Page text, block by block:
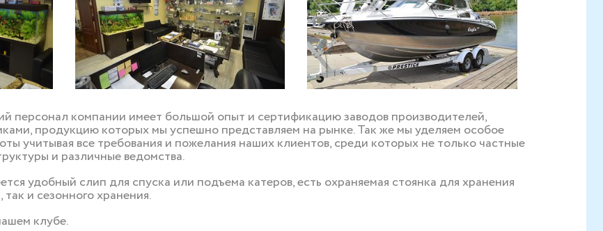
персонал компании имеет большой опыт и сертификацию заводов производителей,
продукцию которых мы успешно представляем на рынке. Так же мы уделяем особое
учитывая все требования и пожелания наших клиентов, среди которых не только частные
и различные ведомства.
удобный слип для спуска или подъема катеров, есть охраняемая стоянка для хранения
и сезонного хранения.
клубе.